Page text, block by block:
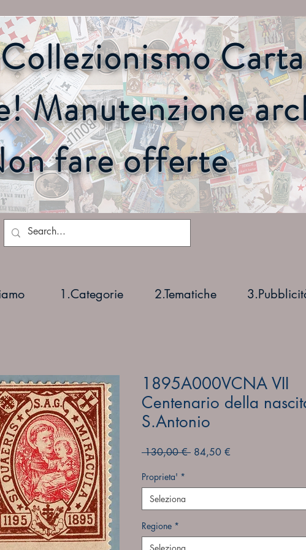
Manutenzione
fare offerte
1895A000VCNA VII
Centenario della
S.Antonio
130,00 € Prezzo
84,50 €
Proprieta' *
Seleziona
Regione *
1.Categorie 2.Tematiche